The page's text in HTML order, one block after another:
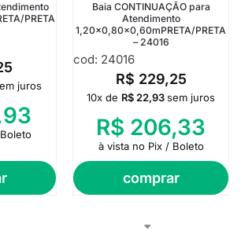
PRETA
juros
Baia CONTINUAÇÃO para
Atendimento
1,20×0,80×0,60mPRETA/PRETA
– 24016
cod: 24016
R$ 229,25
comprar
10x de R$ 22,93sem juros
R$ 206,33
à vista no Pix / Boleto